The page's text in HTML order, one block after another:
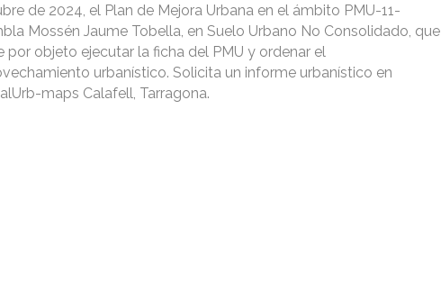
de 2024, el Plan de Mejora Urbana en el ámbito PMU-11-
Mossén Jaume Tobella, en Suelo Urbano No Consolidado, que
por objeto ejecutar la ficha del PMU y ordenar el
urbanístico. Solicita un informe urbanístico en
maps Calafell, Tarragona.